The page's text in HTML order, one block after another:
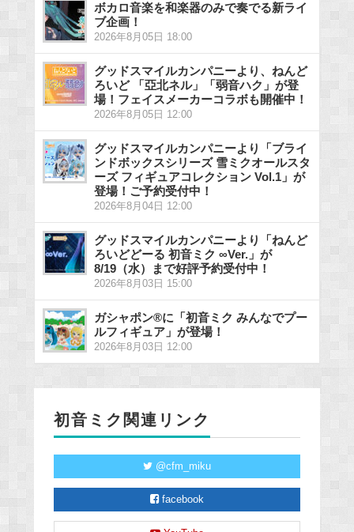
ボカロ音楽を和楽器のみで奏でる新ライ
ブ企画！
2026年8月05日 18:00
グッドスマイルカンパニーより、ねんど
ろいど 「亞北ネル」「弱音ハク」が登
場！フェイスメーカーコラボも開催中！
2026年8月05日 12:00
グッドスマイルカンパニーより「ブライ
ンドボックスシリーズ 雪ミクオールスタ
ーズ フィギュアコレクション Vol.1」が
登場！ご予約受付中！
2026年8月04日 12:00
グッドスマイルカンパニーより「ねんど
ろいどどーる 初音ミク ∞Ver.」が
8/19（水）まで好評予約受付中！
2026年8月03日 15:00
ガシャポン®に「初音ミク みんなでプー
ルフィギュア」が登場！
2026年8月03日 12:00
初音ミク関連リンク
@cfm_miku
facebook